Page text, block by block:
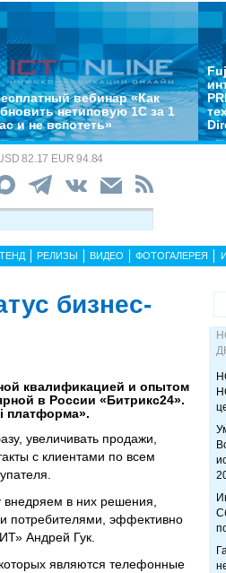
вебинар «Как
нетиповую 1С за 1
и не вспотеть»
82.17 EUR 94.84
РЕЛИЗЫ ВИДЕО ФОТОГАЛЕРЕЯ
бизнес-
квалификацией и опытом
в России «Битрикс24».
платформа».
увеличивать продажи,
с клиентами по всем
в них решения,
потребителями, эффективно
Андрей Гук.
являются телефонные